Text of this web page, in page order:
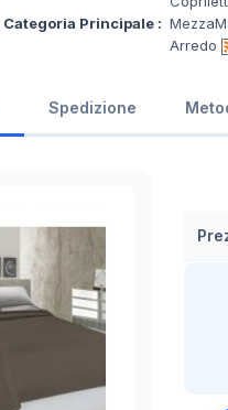
Categoria Principale :
Arredo
Spedizione